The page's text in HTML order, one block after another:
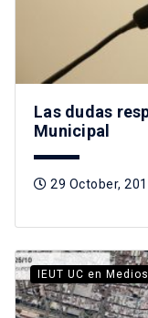
Las dudas
Municipal
29 October,
IEUT UC en Medios